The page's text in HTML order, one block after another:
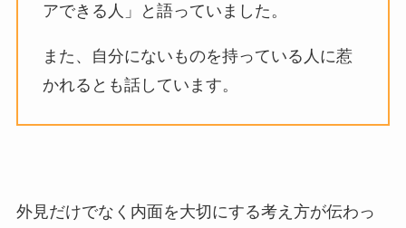
アできる人」と語っていました。
また、自分にないものを持っている人に惹
かれるとも話しています。
外見だけでなく内面を大切にする考え方が伝わっ